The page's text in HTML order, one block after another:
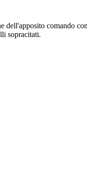
comando
sopracitati.